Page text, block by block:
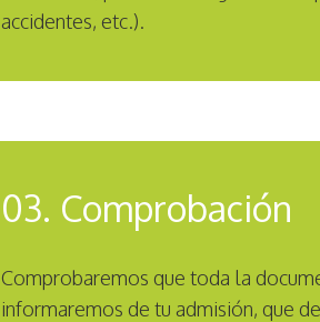
accidentes, etc.).
03. Comprobación
Comprobaremos que toda la
informaremos de tu admisión, que